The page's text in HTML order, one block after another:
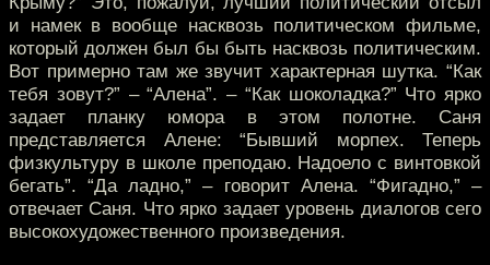
и намек в вообще насквозь политическом фильме,
который должен был бы быть насквозь политическим.
Вот примерно там же звучит характерная шутка. “Как
тебя зовут?” – “Алена”. – “Как шоколадка?” Что ярко
задает планку юмора в этом полотне. Саня
представляется Алене: “Бывший морпех. Теперь
физкультуру в школе преподаю. Надоело с винтовкой
бегать”. “Да ладно,” – говорит Алена. “Фигадно,” –
отвечает Саня. Что ярко задает уровень диалогов сего
высокохудожественного произведения.